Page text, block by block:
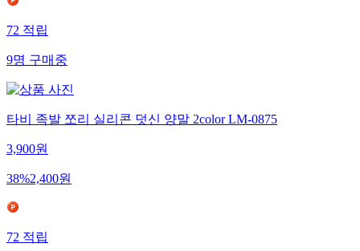
72적립
9명구매중
타비 족발 쪼리 실리콘 덧신 양말 2color LM-0875
3,900원
38%2,400원
72적립